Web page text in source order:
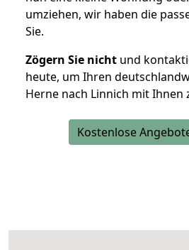
umziehen, wir haben die
Sie.
Zögern Sie nicht und
heute, um Ihren
Herne nach Linnich mit Ihnen
Kostenlose